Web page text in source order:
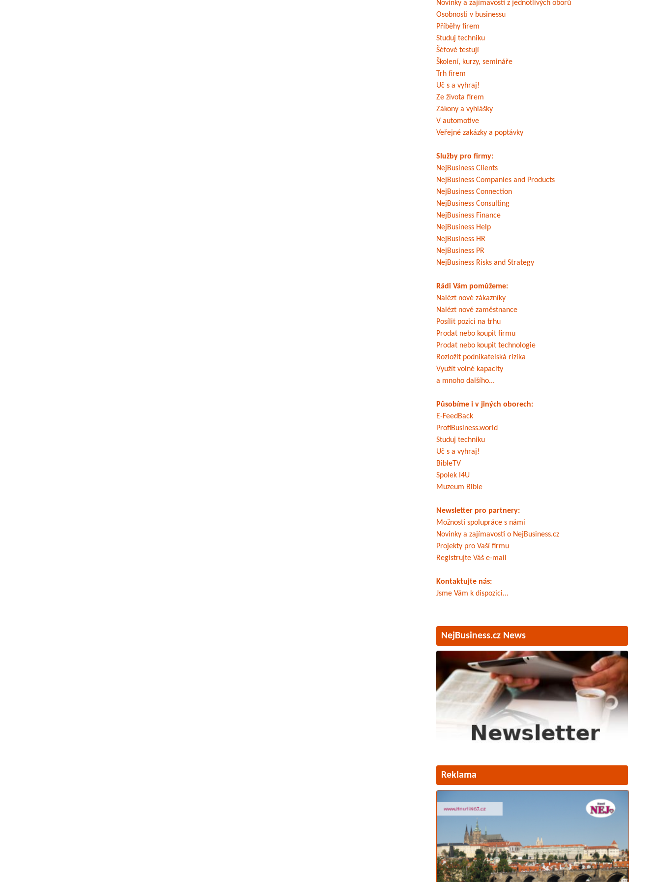
Novinky a zajímavosti z jednotlivých oborů
Osobnosti v businessu
Příběhy firem
Studuj techniku
Šéfové testují
Školení, kurzy, semináře
Trh firem
Uč s a vyhraj!
Ze života firem
Zákony a vyhlášky
V automotive
Veřejné zakázky a poptávky
Služby pro firmy:
NejBusiness Clients
NejBusiness Companies and Products
NejBusiness Connection
NejBusiness Consulting
NejBusiness Finance
NejBusiness Help
NejBusiness HR
NejBusiness PR
NejBusiness Risks and Strategy
Rádi Vám pomůžeme:
Nalézt nové zákazníky
Nalézt nové zaměstnance
Posílit pozici na trhu
Prodat nebo koupit firmu
Prodat nebo koupit technologie
Rozložit podnikatelská rizika
Využít volné kapacity
a mnoho dalšího...
Působíme i v jiných oborech:
E-FeedBack
ProfiBusiness.world
Studuj techniku
Uč s a vyhraj!
BibleTV
Spolek I4U
Muzeum Bible
Newsletter pro partnery:
Možnosti spolupráce s námi
Novinky a zajímavosti o NejBusiness.cz
Projekty pro Vaší firmu
Registrujte Váš e-mail
Kontaktujte nás:
Jsme Vám k dispozici...
NejBusiness.cz News
Reklama